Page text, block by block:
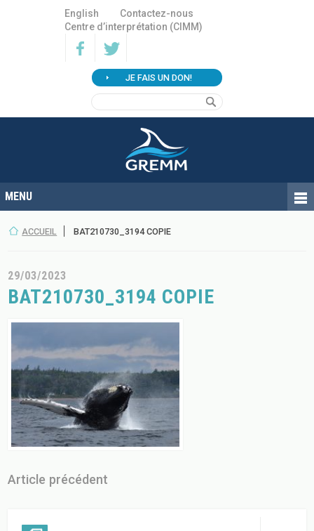
English
Contactez-nous
Centre d’interprétation (CIMM)
JE FAIS UN DON!
ACCUEIL BAT210730_3194 COPIE
29/03/2023
BAT210730_3194 COPIE
Article précédent